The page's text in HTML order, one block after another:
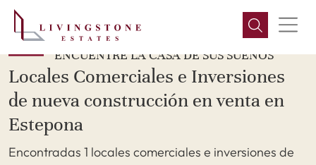
ENCUENTRE LA CASA DE SUS SUEÑOS
Locales Comerciales e Inversiones
de nueva construcción en venta en
Estepona
Encontradas 1 locales comerciales e inversiones de